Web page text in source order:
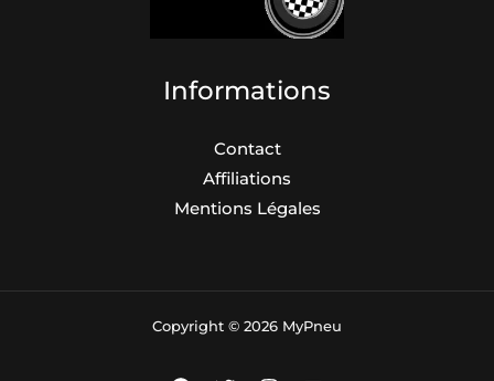
Informations
Contact
Affiliations
Mentions Légales
Copyright © 2026 MyPneu